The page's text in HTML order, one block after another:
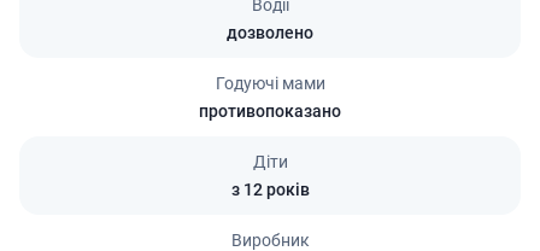
Водії
дозволено
Годуючі мами
противопоказано
Діти
з 12 років
Виробник